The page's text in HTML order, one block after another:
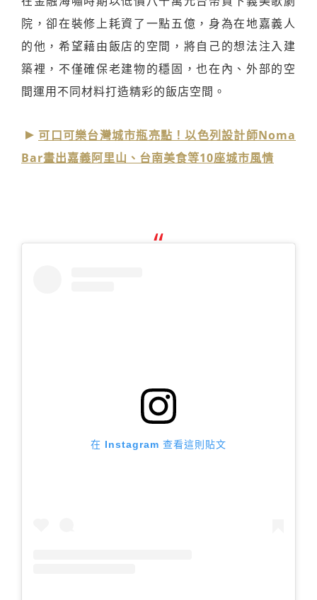
院，卻在裝修上耗資了一點五億，身為在地嘉義人
的他，希望藉由飯店的空間，將自己的想法注入建
築裡，不僅確保老建物的穩固，也在內、外部的空
間運用不同材料打造精彩的飯店空間。
可口可樂台灣城市瓶亮點！以色列設計師Noma
Bar畫出嘉義阿里山、台南美食等10座城市風情
在 Instagram 查看這則貼文